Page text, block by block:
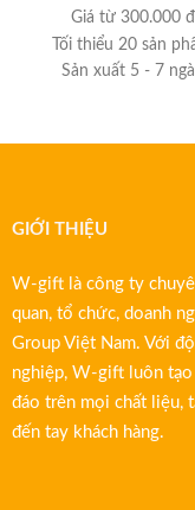
Giá từ 300.000 đ
Tối thiểu 20 sản
Sản xuất 5 - 7
GIỚI THIỆU
W-gift là công ty
quan, tổ chức, doanh
Group Việt Nam. Với
nghiệp, W-gift luôn tạo
đáo trên mọi chất liệu,
đến tay khách hàng.